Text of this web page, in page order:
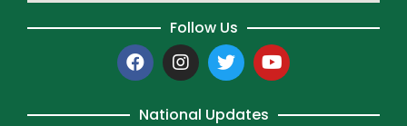
Follow Us
National Updates